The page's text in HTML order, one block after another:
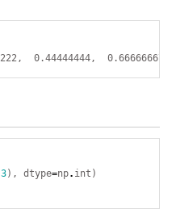
3), dtype=np.